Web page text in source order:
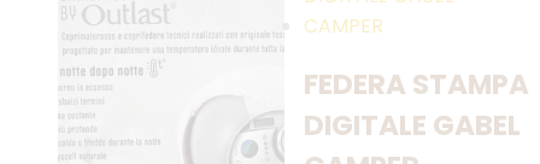
FEDERA STAMPA
DIGITALE GABEL